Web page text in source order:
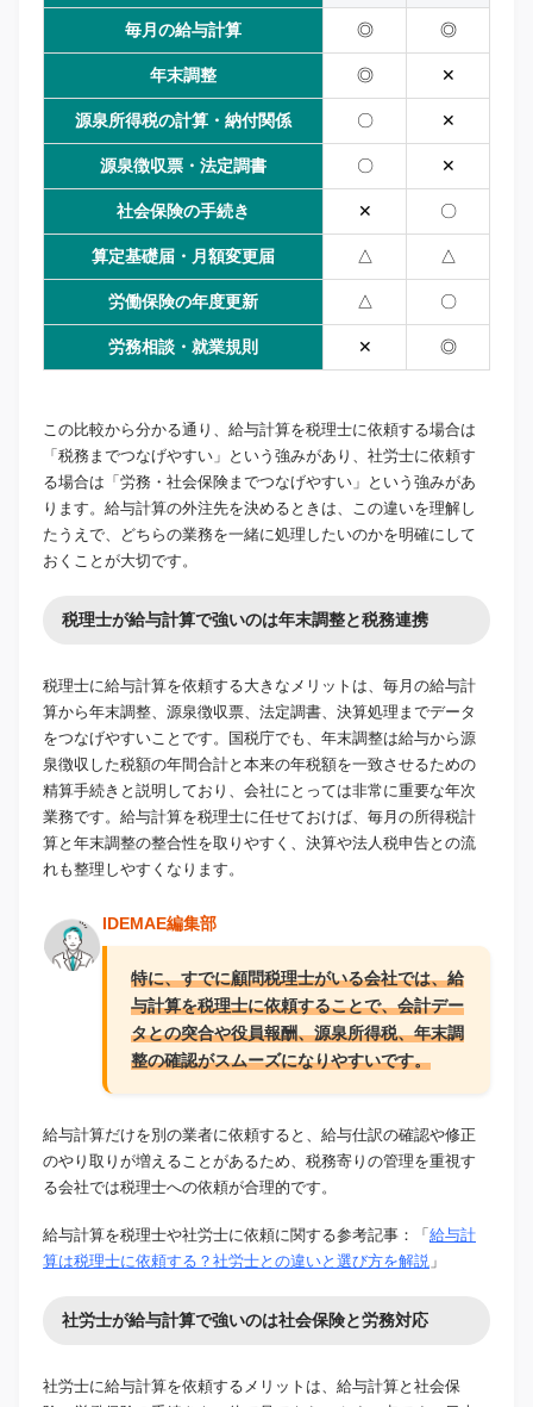
毎月の給与計算 ◎ ◎
年末調整 ◎ ✕
源泉所得税の計算・納付関係 〇 ✕
源泉徴収票・法定調書 〇 ✕
社会保険の手続き ✕ 〇
算定基礎届・月額変更届 △ △
労働保険の年度更新 △ 〇
労務相談・就業規則 ✕ ◎
この比較から分かる通り、給与計算を税理士に依頼する場合は
「税務までつなげやすい」という強みがあり、社労士に依頼す
る場合は「労務・社会保険までつなげやすい」という強みがあ
ります。給与計算の外注先を決めるときは、この違いを理解し
たうえで、どちらの業務を一緒に処理したいのかを明確にして
おくことが大切です。
税理士が給与計算で強いのは年末調整と税務連携
税理士に給与計算を依頼する大きなメリットは、毎月の給与計
算から年末調整、源泉徴収票、法定調書、決算処理までデータ
をつなげやすいことです。国税庁でも、年末調整は給与から源
泉徴収した税額の年間合計と本来の年税額を一致させるための
精算手続きと説明しており、会社にとっては非常に重要な年次
業務です。給与計算を税理士に任せておけば、毎月の所得税計
算と年末調整の整合性を取りやすく、決算や法人税申告との流
れも整理しやすくなります。
IDEMAE編集部
特に、すでに顧問税理士がいる会社では、給
与計算を税理士に依頼することで、会計デー
タとの突合や役員報酬、源泉所得税、年末調
整の確認がスムーズになりやすいです。
給与計算だけを別の業者に依頼すると、給与仕訳の確認や修正
のやり取りが増えることがあるため、税務寄りの管理を重視す
る会社では税理士への依頼が合理的です。
給与計算を税理士や社労士に依頼に関する参考記事：「 給与計
算は税理士に依頼する？社労士との違いと選び方を解説 」
社労士が給与計算で強いのは社会保険と労務対応
社労士に給与計算を依頼するメリットは、給与計算と社会保